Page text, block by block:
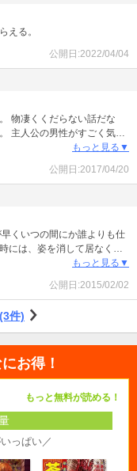
える。
公開日:2022/04/04
物凄くくだらない話だな
主人公の男性がすごく気持
いねーよ」な人ばっかり。
は流行ってたんですかね？
ました。
もっと見る▼
公開日:2017/04/20
くいつの間にか誰よりも仕
には、姿を消して居なくな
もっと見る▼
公開日:2015/02/02
件)
お得！
もっと無料が読める！
っぱい／